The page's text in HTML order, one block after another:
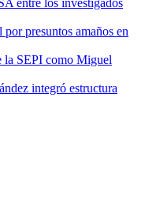
presuntos amaños en
la SEPI como Miguel
integró estructura